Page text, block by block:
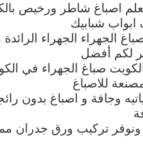
اصباغ شاطر ورخيص
شبابيك
الجهراء الجهراء
لكم أفضل
صباغ الجهراء في
للاصباغ
وجافة و اصباغ بدون
ونوفر تركيب ورق جدران